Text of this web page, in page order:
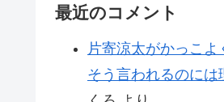
最近のコメント
片寄涼太がかっこよ
そう言われるのには